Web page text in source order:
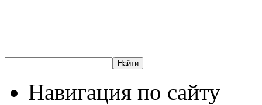
Навигация по сайту